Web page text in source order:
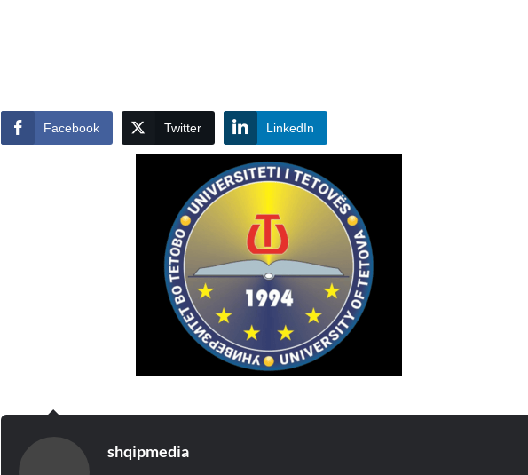
Facebook Twitter LinkedIn
shqipmedia